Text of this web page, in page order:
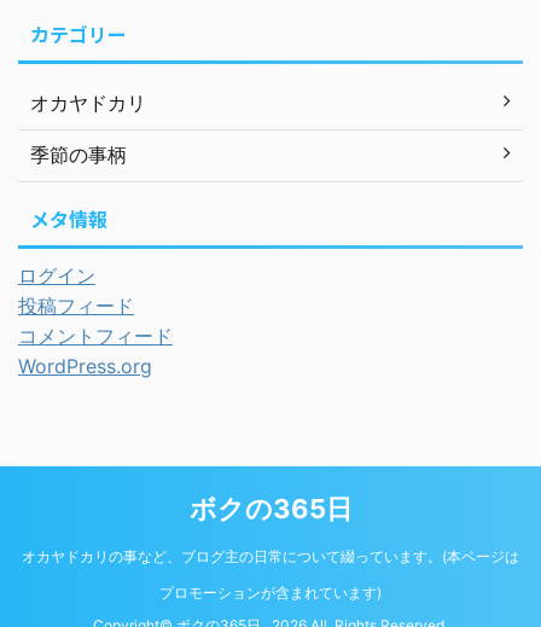
カテゴリー
オカヤドカリ
季節の事柄
メタ情報
ログイン
投稿フィード
コメントフィード
WordPress.org
ボクの365日
オカヤドカリの事など、ブログ主の日常について綴っています。(本ページは
プロモーションが含まれています)